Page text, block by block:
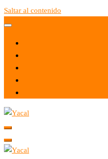
Saltar al contenido